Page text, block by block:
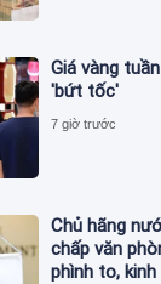
Giá vàng
'bứt tốc'
7 giờ trước
Chủ hãng
chấp văn
phình to,